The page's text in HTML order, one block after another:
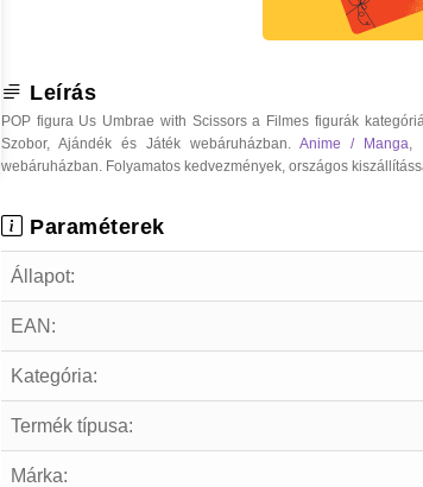
Leírás
POP figura Us Umbrae with Scissors a Filmes figurák
Szobor, Ajándék és Játék webáruházban.Anime / Manga
webáruházban. Folyamatos kedvezmények, országos
Paraméterek
Állapot:
EAN:
Kategória:
Termék típusa:
Márka: